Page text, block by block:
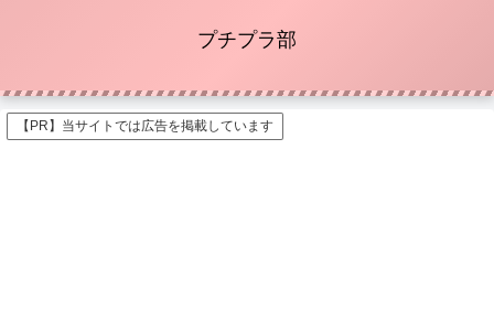
プチプラ部
【PR】当サイトでは広告を掲載しています